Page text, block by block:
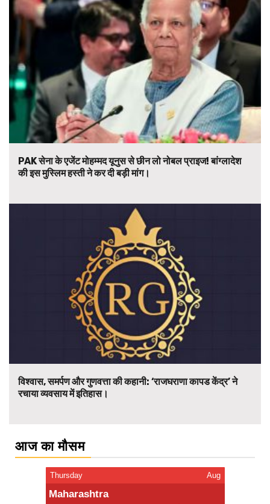
PAK सेना के एजेंट मोहम्मद यूनुस से छीन लो नोबल प्राइज! बांग्लादेश
की इस मुस्लिम हस्ती ने कर दी बड़ी मांग।
विश्वास, समर्पण और गुणवत्ता की कहानी: ‘राजघराणा कापड केंद्र’ ने
रचाया व्यवसाय में इतिहास।
आज का मौसम
Thursday Aug
Maharashtra